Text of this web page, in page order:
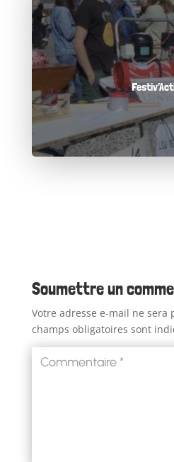
Soumettre un
Votre adresse e-mail ne sera
champs obligatoires sont